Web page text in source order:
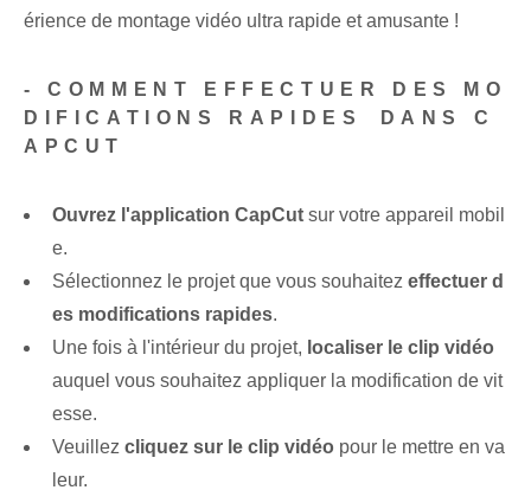
érience de montage vidéo ultra rapide et amusante !
-COMMENT EFFECTUER DES MO
DIFICATIONS RAPIDES⁢ DANS C
APCUT
Ouvrez l'application CapCut sur votre appareil mobil
e.
Sélectionnez le projet que vous souhaitez effectuer d
es modifications rapides.
Une fois à l'intérieur du projet, localiser le clip vidéo
auquel vous souhaitez ⁣appliquer la modification de vit
esse.
Veuillez cliquez⁢ sur le⁤ clip vidéo pour le mettre en va
leur.